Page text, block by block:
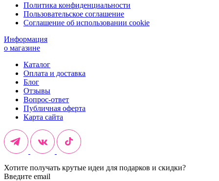
Политика конфиденциальности
Пользовательское соглашение
Соглашение об использовании cookie
Информация
о магазине
Каталог
Оплата и доставка
Блог
Отзывы
Вопрос-ответ
Публичная оферта
Карта сайта
Хотите получать крутые идеи для подарков и скидки?
Введите email